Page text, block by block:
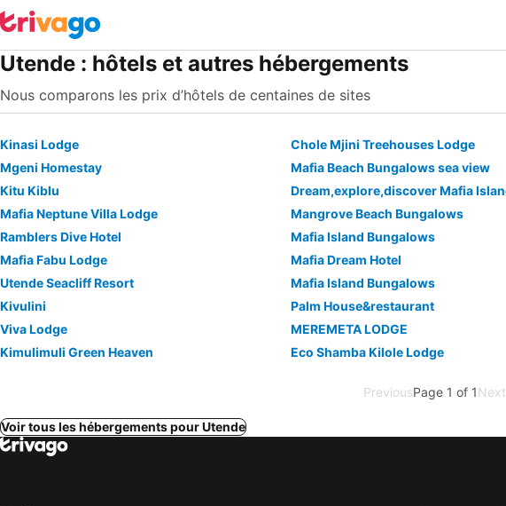
Utende : hôtels et autres hébergements
Nous comparons les prix d’hôtels de centaines de sites
Kinasi Lodge Chole Mjini Treehouses Lodge
Mgeni Homestay
Mafia Beach Bungalows sea view
Kitu Kiblu
Mafia Neptune Villa Lodge
Mangrove Beach Bungalows
Ramblers Dive Hotel
Mafia Island Bungalows
Mafia Fabu Lodge
Mafia Dream Hotel
Utende Seacliff Resort
Mafia Island Bungalows
Kivulini
Palm House&restaurant
Viva Lodge
MEREMETA LODGE
Kimulimuli Green Heaven
Eco Shamba Kilole Lodge
PreviousPage 1 of 1Next
Voir tous les hébergements pour Utende